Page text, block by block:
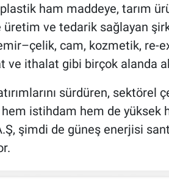
ham maddeye, tarım
üretim ve tedarik sağlayan
cam, kozmetik, re-
ve ithalat gibi birçok alanda
sürdüren, sektörel
istihdam hem de yüksek
şimdi de güneş enerjisi